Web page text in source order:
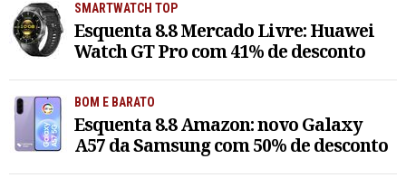
SMARTWATCH TOP
Esquenta 8.8 Mercado Livre: Huawei
Watch GT Pro com 41% de desconto
BOM E BARATO
Esquenta 8.8 Amazon: novo Galaxy
A57 da Samsung com 50% de desconto